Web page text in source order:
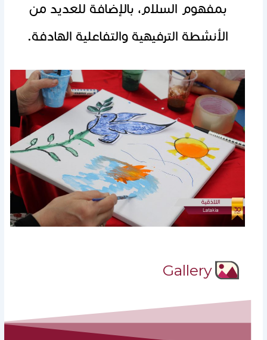
بمفهوم السلام، بالإضافة للعديد من
الأنشطة الترفيهية والتفاعلية الهادفة.
Gallery